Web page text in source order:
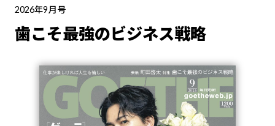
2026年9月号
歯こそ最強のビジネス戦略